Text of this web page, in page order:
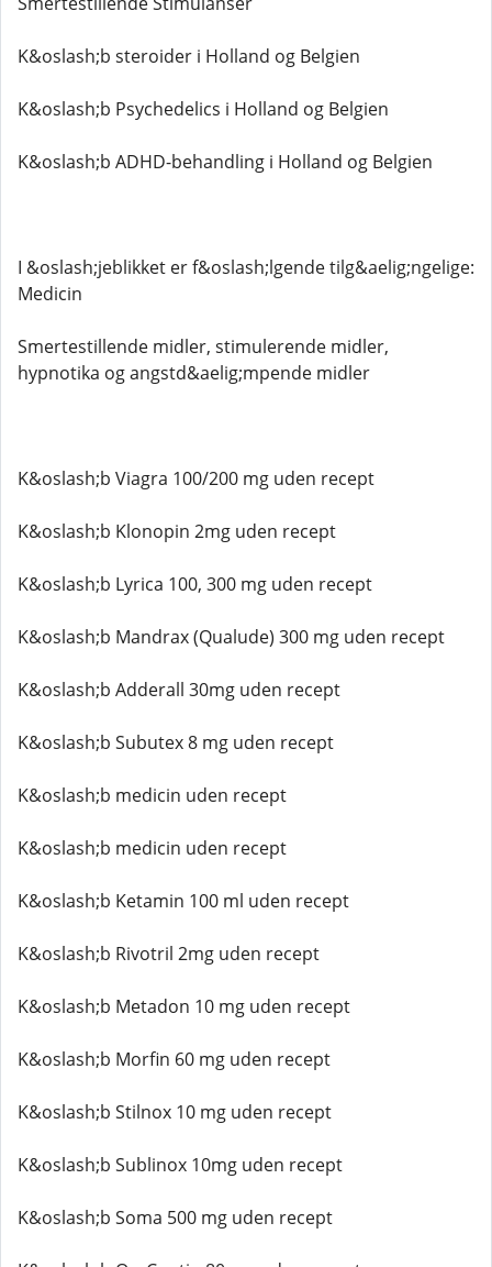
K&oslash;b steroider i Holland og Belgien
K&oslash;b Psychedelics i Holland og Belgien
K&oslash;b ADHD-behandling i Holland og Belgien
I &oslash;jeblikket er f&oslash;lgende tilg&aelig;ngelige:
Medicin
Smertestillende midler, stimulerende midler,
hypnotika og angstd&aelig;mpende midler
K&oslash;b Viagra 100/200 mg uden recept
K&oslash;b Klonopin 2mg uden recept
K&oslash;b Lyrica 100, 300 mg uden recept
K&oslash;b Mandrax (Qualude) 300 mg uden recept
K&oslash;b Adderall 30mg uden recept
K&oslash;b Subutex 8 mg uden recept
K&oslash;b medicin uden recept
K&oslash;b medicin uden recept
K&oslash;b Ketamin 100 ml uden recept
K&oslash;b Rivotril 2mg uden recept
K&oslash;b Metadon 10 mg uden recept
K&oslash;b Morfin 60 mg uden recept
K&oslash;b Stilnox 10 mg uden recept
K&oslash;b Sublinox 10mg uden recept
K&oslash;b Soma 500 mg uden recept